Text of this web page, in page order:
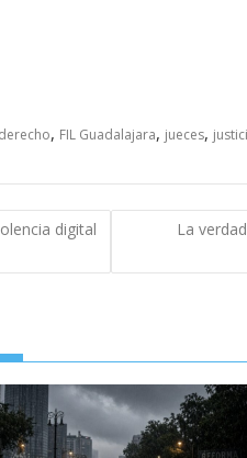
, FIL Guadalajara, jueces,
digital
La